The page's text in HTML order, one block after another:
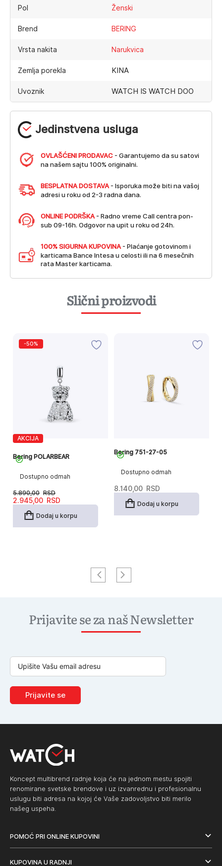
Jedinstvena usluga
OVLAŠĆENI PRODAVAC - Garantujemo da su satovi
na našem sajtu 100% originalni.
BESPLATNA DOSTAVA - Isporuka može biti na vašoj
adresi u roku od 2-3 radna dana.
ONLINE PODRŠKA - Radno vreme Call centra pon-
sub 09-16h. Odgovor na upit u roku od 24h.
100% SIGURNA KUPOVINA - Plaćanje gotovinom i
karticama Bance Intesa u celosti ili na 6 mesečnih
rata Master karticama.
Pol Ženski
Brend BERING
Vrsta nakita Narukvica
Zemlja porekla KINA
Uvoznik WATCH IS WATCH DOO
Slični proizvodi
-50%
Dostupno odmah
AKCIJA
Bering POLARBEAR
5.890,00 RSD
Originalna
2.945,00 RSD
Trenutna
Dodaj u korpu
Dostupno odmah
Bering 751-27-05
8.140,00 RSD
Dodaj u korpu
Prijavite se za naš Newsletter
Prijavite se
Koncept multibrend radnje koja će na jednom mestu spojiti
renomirane svetske brendove i uz izvanrednu i profesionalnu
uslugu biti adresa na kojoj će Vaše zadovoljstvo biti merilo
našeg uspeha.
POMOĆ PRI ONLINE KUPOVINI
KUPOVINA U RADNJI